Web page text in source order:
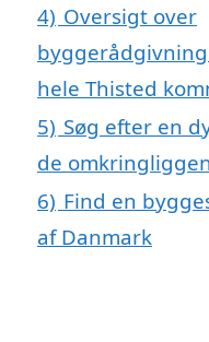
4) Oversigt over
hele Thisted
5) Søg efter en
de
6) Find en
af Danmark